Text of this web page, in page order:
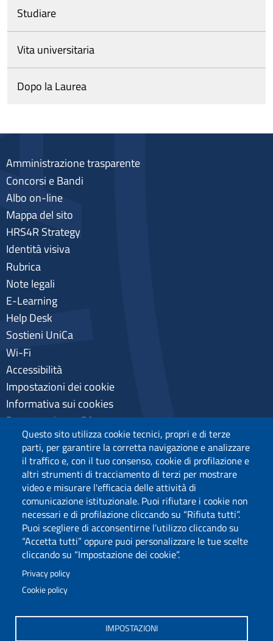
Studiare
Vita universitaria
Dopo la Laurea
Questo sito utilizza cookie tecnici, propri e di terze
parti, per garantire la corretta navigazione e analizzare
il traffico e, con il tuo consenso, cookie di profilazione e
altri strumenti di tracciamento di terzi per mostrare
video e misurare l'efficacia delle attività di
comunicazione istituzionale. Puoi rifiutare i cookie non
necessari e di profilazione cliccando su “Rifiuta tutti”.
Puoi scegliere di acconsentirne l’utilizzo cliccando su
“Accetta tutti” oppure puoi personalizzare le tue scelte
cliccando su “Impostazione dei cookie”.
Privacy policy
Cookie policy
IMPOSTAZIONI
tel. 0706751
Amministrazione trasparente
Concorsi e Bandi
Albo on-line
Mappa del sito
HRS4R Strategy
Identità visiva
Rubrica
Note legali
E-Learning
Help Desk
Sostieni UniCa
Wi-Fi
Accessibilità
Impostazioni dei cookie
Informativa sui cookies
Pagamenti pagoPA
Privacy